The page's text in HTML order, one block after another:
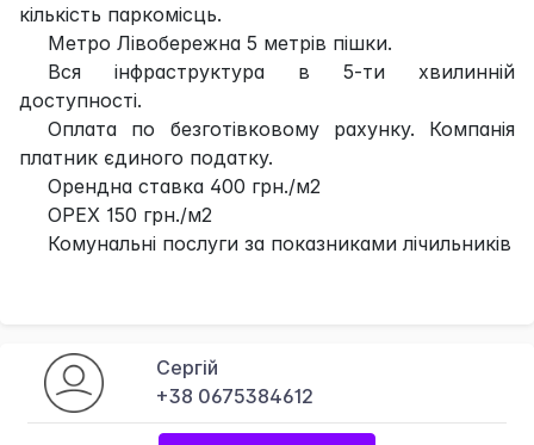
кількість паркомісць.
Метро Лівобережна 5 метрів пішки.
Вся інфраструктура в 5-ти хвилинній
доступності.
Оплата по безготівковому рахунку. Компанія
платник єдиного податку.
Орендна ставка 400 грн./м2
ОРЕХ 150 грн./м2
Комунальні послуги за показниками лічильників
Сергій
+38 0675384612